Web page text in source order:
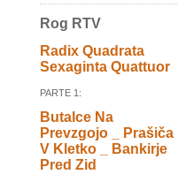
Rog RTV
Radix Quadrata
Sexaginta Quattuor
PARTE 1:
Butalce Na
Prevzgojo _ Prašiča
V Kletko _ Bankirje
Pred Zid